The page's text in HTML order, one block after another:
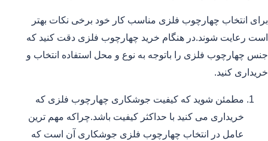
برای انتخاب چهارچوب فلزی مناسب کار خود برخی نکات بهتر
است رعایت شوند.در هنگام خرید چهارچوب فلزی دقت کنید که
جنس چهارچوب فلزی را باتوجه به نوع و محل استفاده انتخاب و
خریداری کنید.
مطمئن شوید که کیفیت جوشکاری چهارچوب فلزی که
خریداری می کنید با حداکثر کیفیت باشد.چراکه مهم ترین
عامل در انتخاب چهارچوب فلزی جوشکاری آن است که